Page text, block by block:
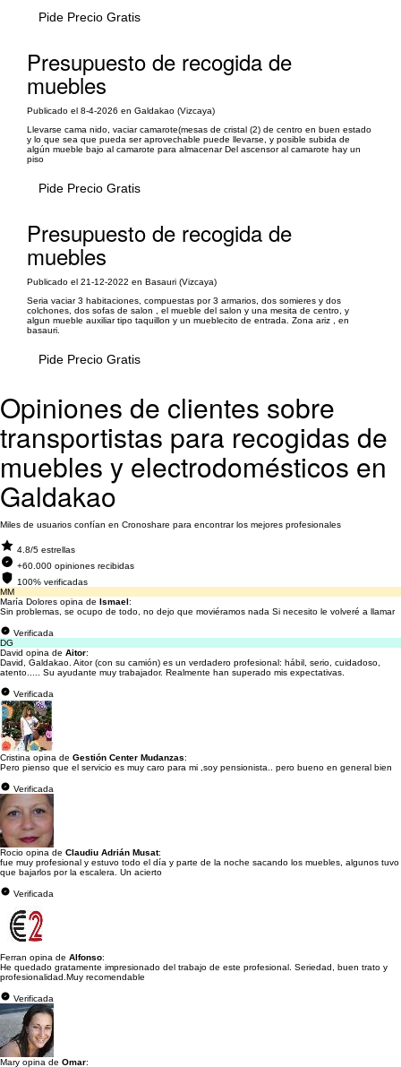
Pide Precio Gratis
Presupuesto de recogida de
muebles
Publicado el 8-4-2026 en Galdakao (Vizcaya)
Llevarse cama nido, vaciar camarote(mesas de cristal (2) de centro en buen estado
y lo que sea que pueda ser aprovechable puede llevarse, y posible subida de
algún mueble bajo al camarote para almacenar Del ascensor al camarote hay un
piso
Pide Precio Gratis
Presupuesto de recogida de
muebles
Publicado el 21-12-2022 en Basauri (Vizcaya)
Seria vaciar 3 habitaciones, compuestas por 3 armarios, dos somieres y dos
colchones, dos sofas de salon , el mueble del salon y una mesita de centro, y
algun mueble auxiliar tipo taquillon y un mueblecito de entrada. Zona ariz , en
basauri.
Pide Precio Gratis
Opiniones de clientes sobre
transportistas para recogidas de
muebles y electrodomésticos en
Galdakao
Miles de usuarios confían en Cronoshare para encontrar los mejores profesionales
4.8/5 estrellas
+60.000 opiniones recibidas
100% verificadas
MM
María Dolores opina de Ismael:
Sin problemas, se ocupo de todo, no dejo que moviéramos nada Si necesito le volveré a llamar
Verificada
DG
David opina de Aitor:
David, Galdakao. Aitor (con su camión) es un verdadero profesional: hábil, serio, cuidadoso,
atento..... Su ayudante muy trabajador. Realmente han superado mis expectativas.
Verificada
Cristina opina de Gestión Center Mudanzas:
Pero pienso que el servicio es muy caro para mi ,soy pensionista.. pero bueno en general bien
Verificada
Rocio opina de Claudiu Adrián Musat:
fue muy profesional y estuvo todo el día y parte de la noche sacando los muebles, algunos tuvo
que bajarlos por la escalera. Un acierto
Verificada
Ferran opina de Alfonso:
He quedado gratamente impresionado del trabajo de este profesional. Seriedad, buen trato y
profesionalidad.Muy recomendable
Verificada
Mary opina de Omar: